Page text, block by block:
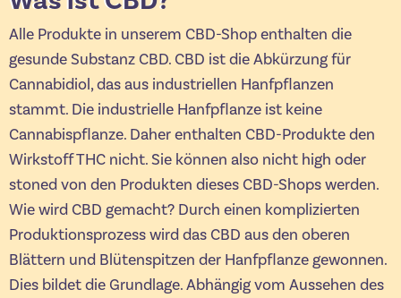
Alle Produkte in unserem CBD-Shop enthalten die
gesunde Substanz CBD. CBD ist die Abkürzung für
Cannabidiol, das aus industriellen Hanfpflanzen
stammt. Die industrielle Hanfpflanze ist keine
Cannabispflanze. Daher enthalten CBD-Produkte den
Wirkstoff THC nicht. Sie können also nicht high oder
stoned von den Produkten dieses CBD-Shops werden.
Wie wird CBD gemacht? Durch einen komplizierten
Produktionsprozess wird das CBD aus den oberen
Blättern und Blütenspitzen der Hanfpflanze gewonnen.
Dies bildet die Grundlage. Abhängig vom Aussehen des